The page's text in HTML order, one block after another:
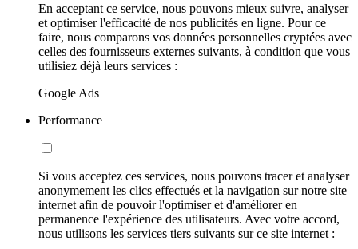
En acceptant ce service, nous pouvons mieux suivre, analyser
et optimiser l'efficacité de nos publicités en ligne. Pour ce
faire, nous comparons vos données personnelles cryptées avec
celles des fournisseurs externes suivants, à condition que vous
utilisiez déjà leurs services :
Google Ads
Performance
Si vous acceptez ces services, nous pouvons tracer et analyser
anonymement les clics effectués et la navigation sur notre site
internet afin de pouvoir l'optimiser et d'améliorer en
permanence l'expérience des utilisateurs. Avec votre accord,
nous utilisons les services tiers suivants sur ce site internet :